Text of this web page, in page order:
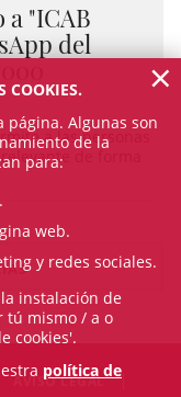
"ICAB
del
a las personas
de forma
AVISO LEGAL
COOKIES.
página. Algunas son
de la
para:
web.
y redes sociales.
instalación de
tú mismo / a o
cookies'.
política de
×